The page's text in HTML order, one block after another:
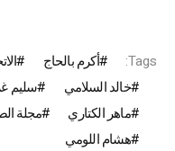
Tags: أكرم بالحاج
خالد السلامي
سليم
ماهر الكتاري
مجلة
هشام اللومي